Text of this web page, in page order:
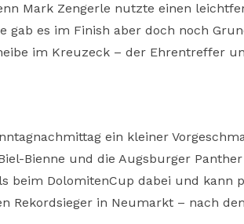
Mark Zengerle nutzte einen
gab es im Finish aber doch noch
im Kreuzeck – der Ehrentreffer
ein kleiner
Bienne und die Augsburger
beim DolomitenCup dabei und kann
Rekordsieger in Neumarkt – nach